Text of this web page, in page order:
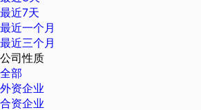
最近7天
最近一个月
最近三个月
公司性质
全部
外资企业
合资企业